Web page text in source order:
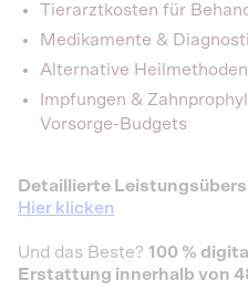
Tierarztkosten für
Medikamente &
Alternative
Impfungen &
Vorsorge-Budgets
Detaillierte
Hier klicken
Und das Beste? 100 %
Erstattung innerhalb von